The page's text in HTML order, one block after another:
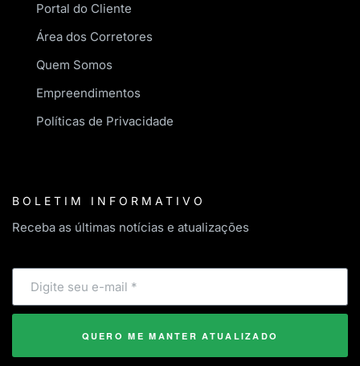
Portal do Cliente
Área dos Corretores
Quem Somos
Empreendimentos
Políticas de Privacidade
BOLETIM INFORMATIVO
Receba as últimas notícias e atualizações
QUERO ME MANTER ATUALIZADO